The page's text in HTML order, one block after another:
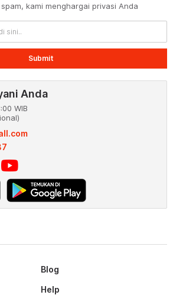
Blog
Help
kami menghargai privasi Anda
Submit
Anda
WIB